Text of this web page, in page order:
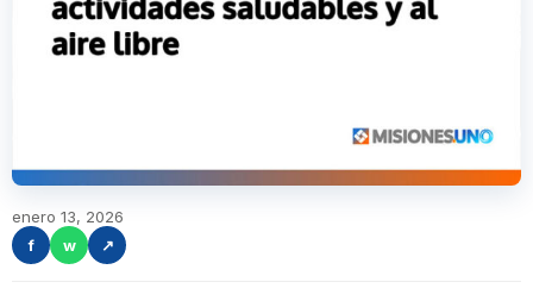
enero 13, 2026
f
w ↗